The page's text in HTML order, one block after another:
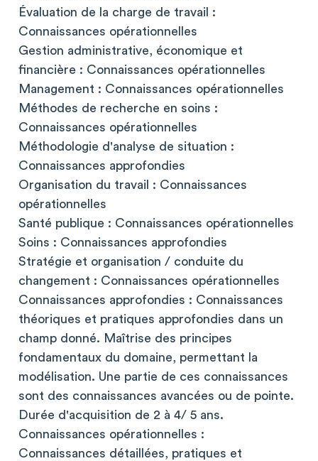
Évaluation de la charge de travail :
Connaissances opérationnelles
Gestion administrative, économique et
financière : Connaissances opérationnelles
Management : Connaissances opérationnelles
Méthodes de recherche en soins :
Connaissances opérationnelles
Méthodologie d'analyse de situation :
Connaissances approfondies
Organisation du travail : Connaissances
opérationnelles
Santé publique : Connaissances opérationnelles
Soins : Connaissances approfondies
Stratégie et organisation / conduite du
changement : Connaissances opérationnelles
Connaissances approfondies : Connaissances
théoriques et pratiques approfondies dans un
champ donné. Maîtrise des principes
fondamentaux du domaine, permettant la
modélisation. Une partie de ces connaissances
sont des connaissances avancées ou de pointe.
Durée d'acquisition de 2 à 4/ 5 ans.
Connaissances opérationnelles :
Connaissances détaillées, pratiques et